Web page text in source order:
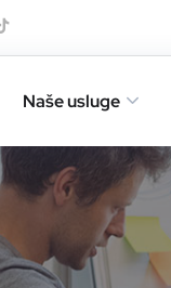
Naše usluge